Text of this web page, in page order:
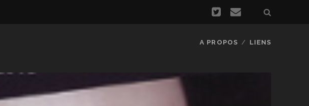
A PROPOS LIENS